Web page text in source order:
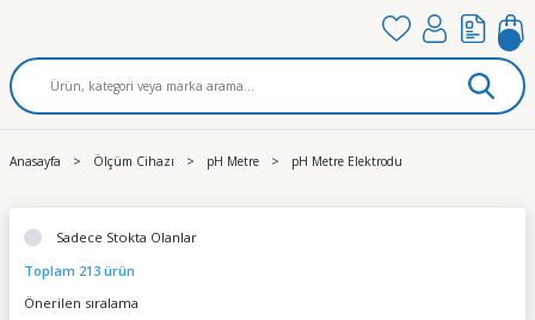
Anasayfa Ölçüm Cihazı pH Metre pH Metre Elektrodu
Sadece Stokta Olanlar
Toplam 213 ürün